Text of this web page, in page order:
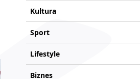
Kultura
Sport
Lifestyle
Biznes